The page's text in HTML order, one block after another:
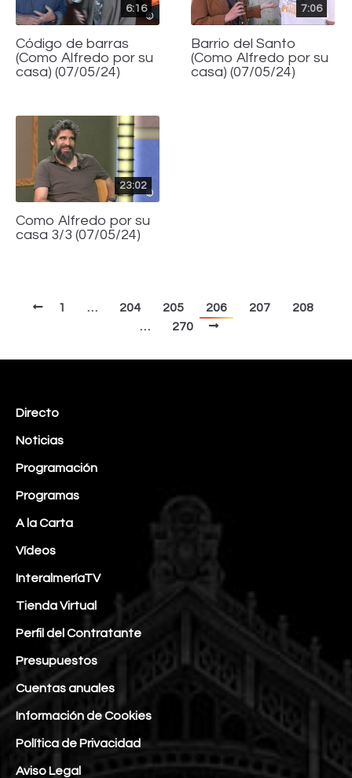
6:16
Código de barras
(Como Alfredo por su
casa) (07/05/24)
7:06
Barrio del Santo
(Como Alfredo por su
casa) (07/05/24)
23:02
Como Alfredo por su
casa 3/3 (07/05/24)
1 … 204 205 206 207
208
…
270
Directo
Noticias
Programación
Programas
A la Carta
Vídeos
InteralmeríaTV
Tienda Virtual
Perfil del Contratante
Presupuestos
Cuentas anuales
Información de Cookies
Política de Privacidad
Aviso Legal